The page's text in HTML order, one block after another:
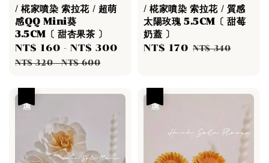
/ 椛家噴染 索拉花 / 超萌
感QQ Mini葵
3.5CM〔 甜杏果茶 〕
Sale
price
NT$ 160 -NT$ 300
Regular
NT$ 320-NT$ 600
/ 椛家噴染 索拉花 / 質感
太陽玫瑰 5.5CM〔 甜莓
奶蓋 〕
Sale
NT$ 170 Regular
NT$ 340